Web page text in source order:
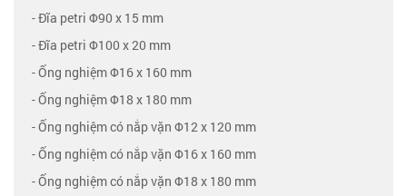
- Đĩa petri Φ90 x 15 mm
- Đĩa petri Φ100 x 20 mm
- Ống nghiệm Φ16 x 160 mm
- Ống nghiệm Φ18 x 180 mm
- Ống nghiệm có nắp vặn Φ12 x 120 mm
- Ống nghiệm có nắp vặn Φ16 x 160 mm
- Ống nghiệm có nắp vặn Φ18 x 180 mm